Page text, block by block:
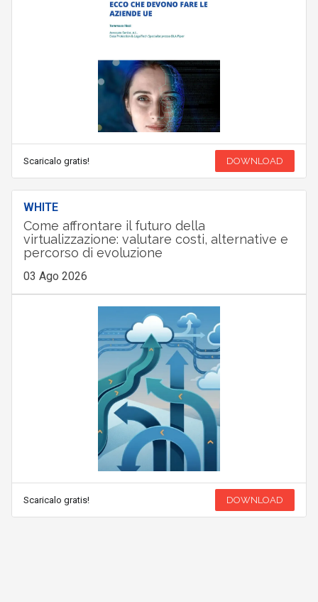
Scaricalo gratis! DOWNLOAD
WHITE
Come affrontare il futuro della
virtualizzazione: valutare costi, alternative e
percorso di evoluzione
03 Ago 2026
Scaricalo gratis! DOWNLOAD